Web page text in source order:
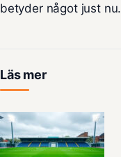
betyder något just nu.
Läs mer